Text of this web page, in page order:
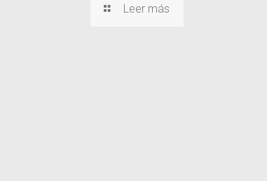
Leer más
#JusticiaPorSantiago
personas contra las
desaparición forzada es “el
por personas o grupos de